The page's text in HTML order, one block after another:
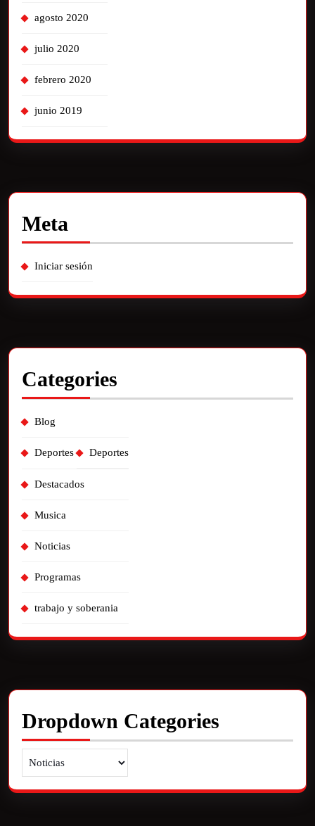
agosto 2020
julio 2020
febrero 2020
junio 2019
Meta
Iniciar sesión
Categories
Blog
Deportes Deportes
Destacados
Musica
Noticias
Programas
trabajo y soberania
Dropdown Categories